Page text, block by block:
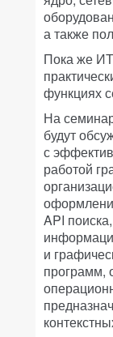
а также
Пока же
функциях
На
будут
с
работой
API
и
программ,